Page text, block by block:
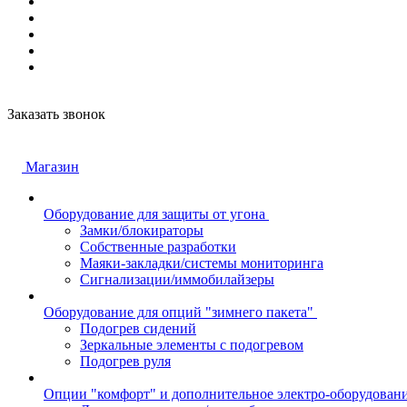
Заказать звонок
Магазин
Оборудование для защиты от угона
Замки/блокираторы
Собственные разработки
Маяки-закладки/системы мониторинга
Сигнализации/иммобилайзеры
Оборудование для опций "зимнего пакета"
Подогрев сидений
Зеркальные элементы с подогревом
Подогрев руля
Опции "комфорт" и дополнительное электро-